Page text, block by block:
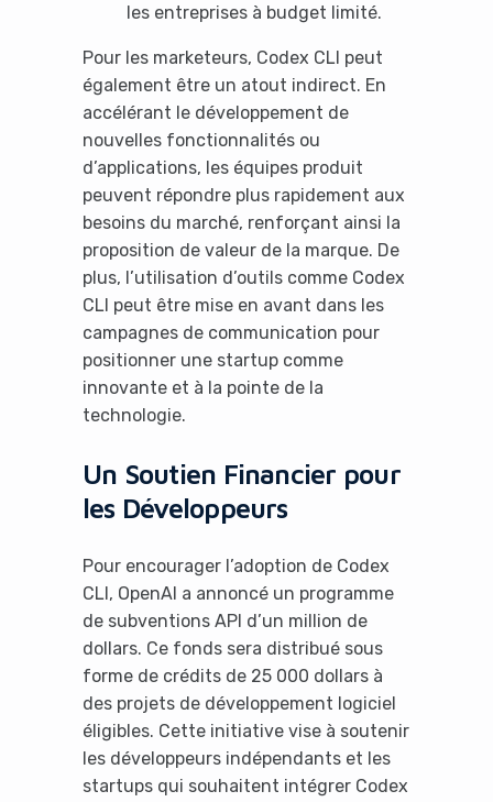
les entreprises à budget limité.
Pour les marketeurs, Codex CLI peut
également être un atout indirect. En
accélérant le développement de
nouvelles fonctionnalités ou
d’applications, les équipes produit
peuvent répondre plus rapidement aux
besoins du marché, renforçant ainsi la
proposition de valeur de la marque. De
plus, l’utilisation d’outils comme Codex
CLI peut être mise en avant dans les
campagnes de communication pour
positionner une startup comme
innovante et à la pointe de la
technologie.
Un Soutien Financier pour
les Développeurs
Pour encourager l’adoption de Codex
CLI, OpenAI a annoncé un programme
de subventions API d’un million de
dollars. Ce fonds sera distribué sous
forme de crédits de 25 000 dollars à
des projets de développement logiciel
éligibles. Cette initiative vise à soutenir
les développeurs indépendants et les
startups qui souhaitent intégrer Codex